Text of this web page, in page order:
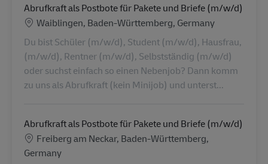
Abrufkraft als Postbote für Pakete und Briefe (m/w/d)
Locatie
Waiblingen, Baden-Württemberg, Germany
Du bist Schüler (m/w/d), Student (m/w/d), Hausfrau,
(m/w/d), Rentner (m/w/d), Selbstständig (m/w/d)
oder suchst einfach so einen Nebenjob? Dann komm
zu uns als Abrufkraft (kein Minijob) und unterst...
Abrufkraft als Postbote für Pakete und Briefe (m/w/d)
Locatie
Freiberg am Neckar, Baden-Württemberg,
Germany